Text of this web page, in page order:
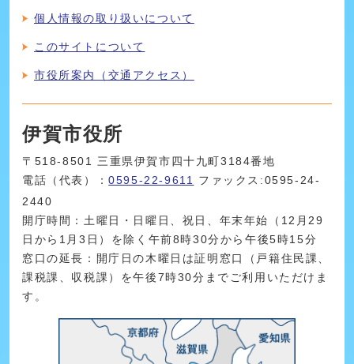
個人情報の取り扱いについて
このサイトについて
市役所案内（交通アクセス）
伊賀市役所
〒518-8501 三重県伊賀市四十九町3184番地
電話（代表）：0595-22-9611
ファックス:0595-24-
2440
開庁時間：土曜日・日曜日、祝日、年末年始（12月29
日から1月3日）を除く午前8時30分から午後5時15分
窓口の延長：開庁日の木曜日は証明窓口（戸籍住民課、
課税課、収税課）を午後7時30分までご利用いただけま
す。